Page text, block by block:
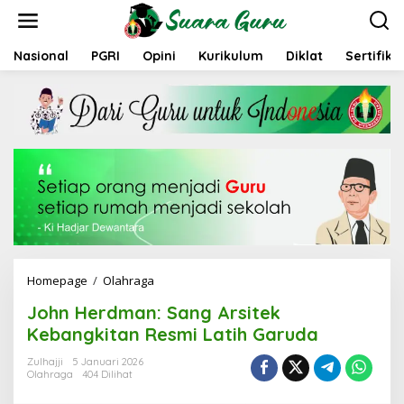
t
Nasional PGRI Opini Kurikulum Diklat
Homepage / Olahraga
h
n
H
John Herdman: Sang Arsitek
Kebangkitan Resmi Latih Garuda
Zulhajji
5 Januari 2026
Olahraga
404 Dilihat